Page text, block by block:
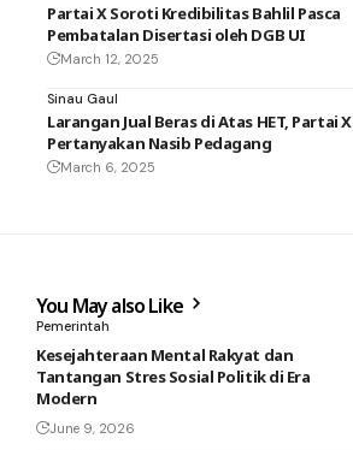
Partai X Soroti Kredibilitas Bahlil Pasca
Pembatalan Disertasi oleh DGB UI
March 12, 2025
Sinau Gaul
Larangan Jual Beras di Atas HET, Partai X
Pertanyakan Nasib Pedagang
March 6, 2025
You May also Like
Pemerintah
Kesejahteraan Mental Rakyat dan
Tantangan Stres Sosial Politik di Era
Modern
June 9, 2026